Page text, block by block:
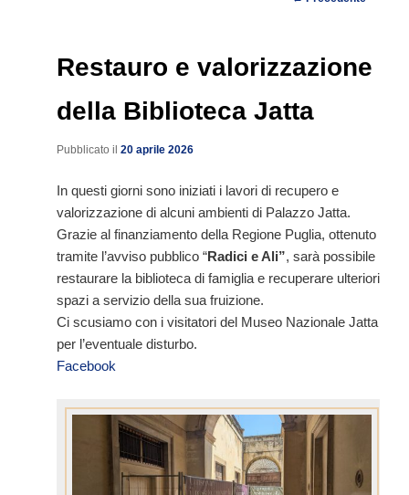
Restauro e valorizzazione
della Biblioteca Jatta
Pubblicato il 20 aprile 2026
In questi giorni sono iniziati i lavori di recupero e
valorizzazione di alcuni ambienti di Palazzo Jatta.
Grazie al finanziamento della Regione Puglia, ottenuto
tramite l’avviso pubblico “Radici e Ali”, sarà possibile
restaurare la biblioteca di famiglia e recuperare ulteriori
spazi a servizio della sua fruizione.
Ci scusiamo con i visitatori del Museo Nazionale Jatta
per l’eventuale disturbo.
Facebook